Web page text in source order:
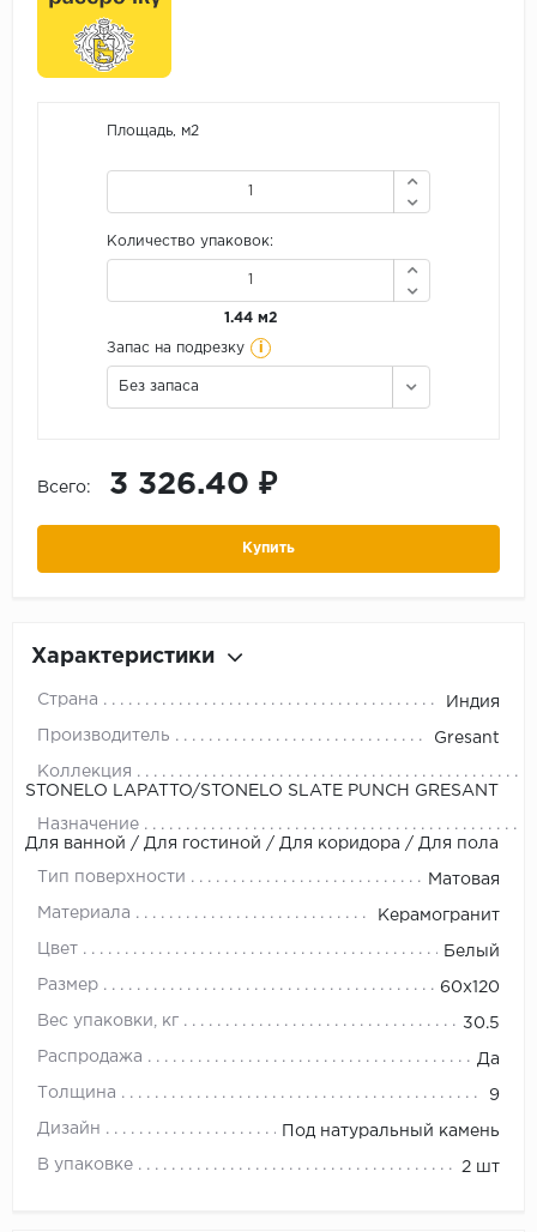
Площадь, м2
Количество упаковок:
1.44 м2
Запас на подрезку i
Без запаса
Всего: 3 326.40 ₽
Купить
Характеристики
Страна Индия
Производитель Gresant
Коллекция
STONELO LAPATTO/STONELO SLATE PUNCH GRESANT
Назначение
Для ванной / Для гостиной / Для коридора / Для пола
Тип поверхности Матовая
Материала Керамогранит
Цвет Белый
Размер 60x120
Вес упаковки, кг 30.5
Распродажа Да
Толщина 9
Дизайн Под натуральный камень
В упаковке 2 шт